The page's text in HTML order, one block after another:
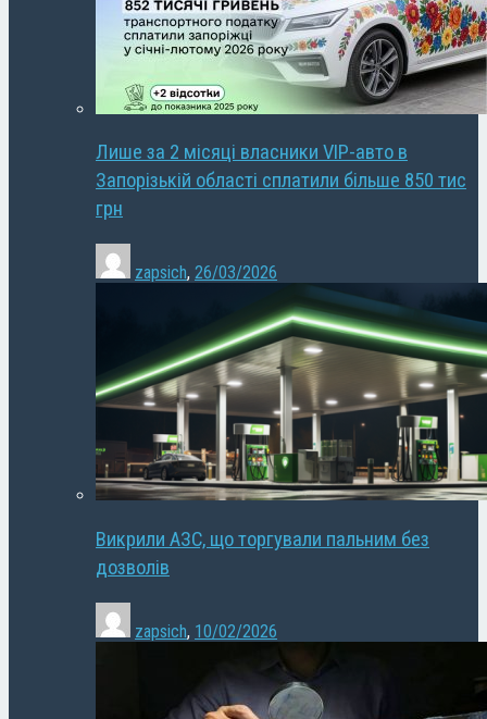
Лише за 2 місяці власники VIP-авто в
Запорізькій області сплатили більше 850 тис
грн
zapsich, 26/03/2026
Викрили АЗС, що торгували пальним без
дозволів
zapsich, 10/02/2026